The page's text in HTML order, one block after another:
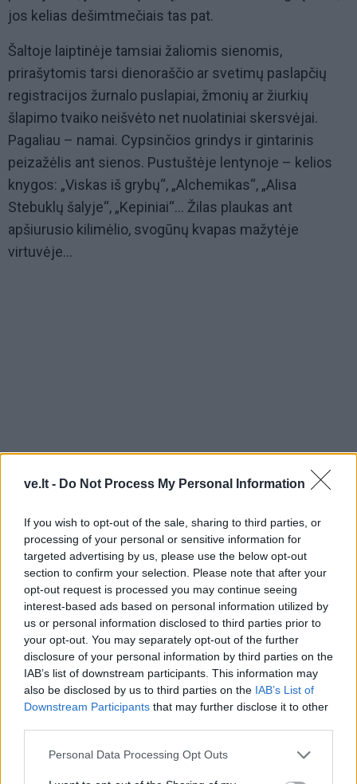
ve.lt - Do Not Process My Personal Information
If you wish to opt-out of the sale, sharing to third parties, or
processing of your personal or sensitive information for
targeted advertising by us, please use the below opt-out
section to confirm your selection. Please note that after your
opt-out request is processed you may continue seeing
interest-based ads based on personal information utilized by
us or personal information disclosed to third parties prior to
your opt-out. You may separately opt-out of the further
disclosure of your personal information by third parties on the
IAB’s list of downstream participants. This information may
also be disclosed by us to third parties on the IAB’s List of
Downstream Participants that may further disclose it to other
Personal Data Processing Opt Outs
jos kelias dešimtmečiais tas pat.
Šaltoje laiptinėje tamsiai žaliomis sienomis,
prirašytomis tarsi dienoraščio ar svetimų paslapčių
registracijos žurnalo puslapiai, žmonių ar žiurkių
šlapimo tvaiko neišvėto net nuolatiniai skersvėjai.
Pagaliau – namai. Cypsinčios grindys ir gintarinis
peizažėlis ant sienos. Pustuštėje lentynoje – kelios
knygos: „Viskas iš grybų“, „Alchemikas“, „Alisa
Stebuklų šalyje“, „Kepiniai“... Žilas plaukas ant
apšiurusio kilimėlio, svogūnų kvapas mažytėje
virtuvėje...
O štai vasarą būna atostogos. Tada ji niekur neina,
kiauras dienas mezga, skalbia ir šluosto dulkes. Kieme
šurmuliuoja vaikai ir šunys. Už sienos riejasi kaimynai.
Pro langą vidun braunasi medžių šešėliai, iš
kaimynystės tvoskia troškintais kopūstais. Ak, vasara.
Kartą mergina netgi nuvažiavo į kurortus. Jūra buvo
tamsiai pilka, beveik mėlyna, o smėlis – gelsvas. Ji
tikėjosi visai ne tokių spalvų, todėl gerokai nusivylė.
Negana to, žmonių knibždėlyne dauguma buvo dar ir
nuogi. Užkandinėje – kopų papėdėje, netoli viešųjų
tualetų, – kur čeburekų kvapas tvyrojo toks sodrus,
kad nors imk ir atsikąsk, įkyriai priskreto kažkoks